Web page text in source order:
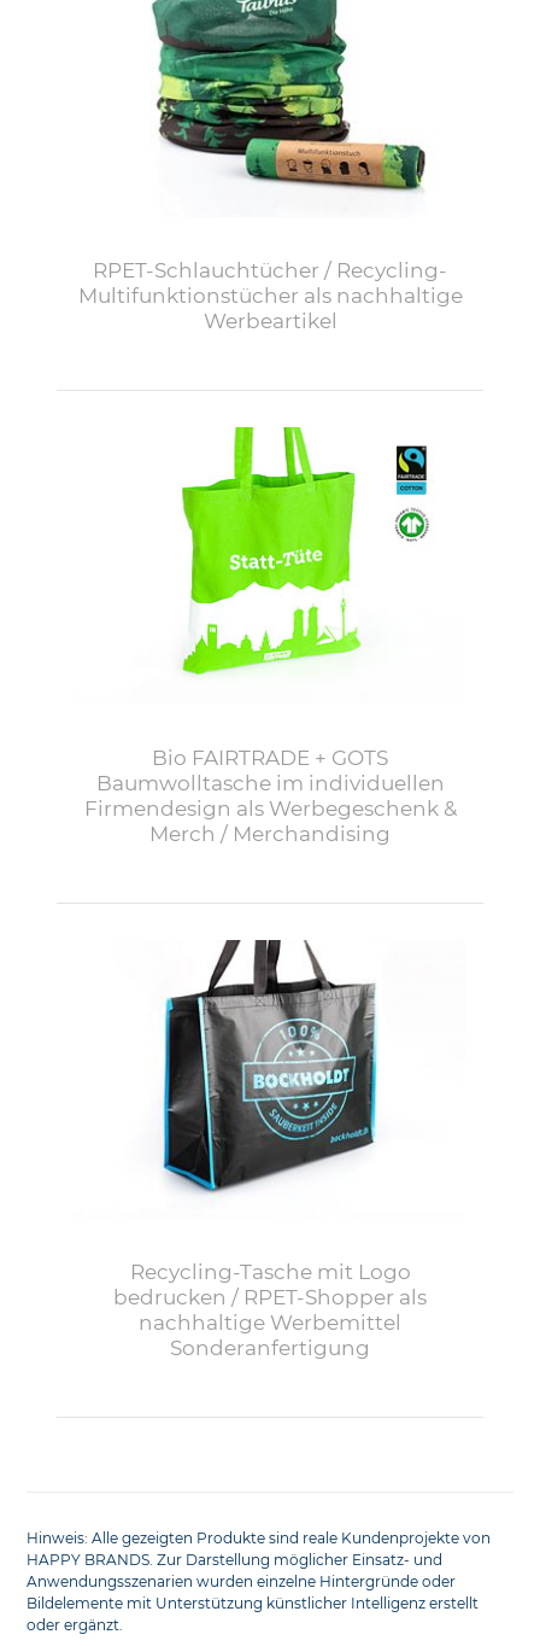
RPET-Schlauchtücher / Recycling-
Multifunktionstücher als nachhaltige
Werbeartikel
Bio FAIRTRADE + GOTS
Baumwolltasche im individuellen
Firmendesign als Werbegeschenk &
Merch / Merchandising
Recycling-Tasche mit Logo
bedrucken / RPET-Shopper als
nachhaltige Werbemittel
Sonderanfertigung
Hinweis: Alle gezeigten Produkte sind reale Kundenprojekte von
HAPPY BRANDS. Zur Darstellung möglicher Einsatz- und
Anwendungsszenarien wurden einzelne Hintergründe oder
Bildelemente mit Unterstützung künstlicher Intelligenz erstellt
oder ergänzt.